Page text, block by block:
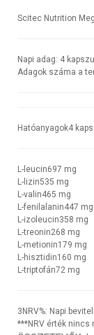
Scitec Nutrition
Napi adag: 4
Adagok száma a
Hatóanyagok4
L-leucin697 mg
L-lizin535 mg
L-valin465 mg
L-fenilalanin447 mg
L-izoleucin358 mg
L-treonin268 mg
L-metionin179 mg
L-hisztidin160 mg
L-triptofán72 mg
3NRV%: Napi
***NRV érték nincs